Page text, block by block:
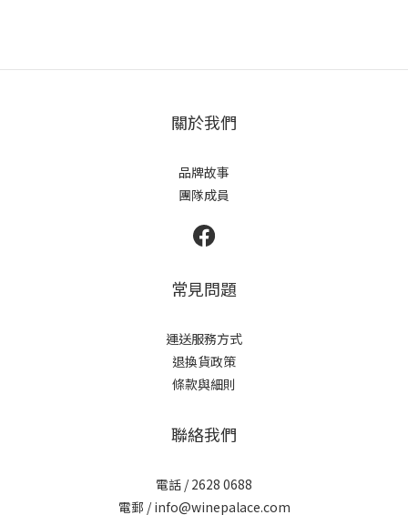
關於我們
品牌故事
團隊成員
常見問題
運送服務方式
退換貨政策
條款與細則
聯絡我們
電話 / 2628 0688
電郵 / info@winepalace.com